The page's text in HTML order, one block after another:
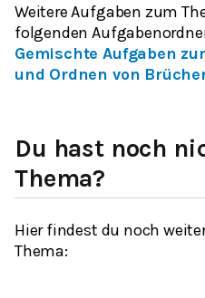
Weitere Aufgaben zum
folgenden
Gemischte Aufgaben
und Ordnen von
Du hast noch
Thema?
Hier findest du noch
Thema: